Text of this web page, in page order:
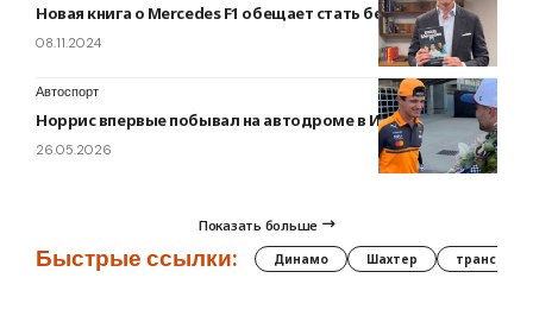
Новая книга о Mercedes F1 обещает стать бестселлером
08.11.2024
Автоспорт
Норрис впервые побывал на автодроме в Индианаполисе
26.05.2026
Показать больше
Быстрые ссылки: Динамо Шахтер трансферы